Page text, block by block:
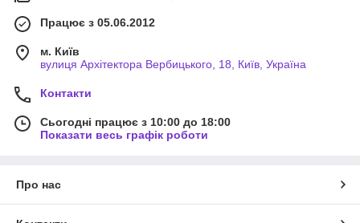
Працює з 05.06.2012
м. Київ
вулиця Архітектора Вербицького, 18, Київ, Україна
Контакти
Сьогодні працює з 10:00 до 18:00
Показати весь графік роботи
Про нас